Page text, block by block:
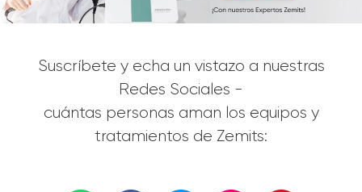
Suscríbete y echa un vistazo a nuestras
Redes Sociales -
cuántas personas aman los equipos y
tratamientos de Zemits: